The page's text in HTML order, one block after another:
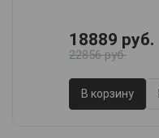
18889 руб.
22856 руб.
В корзину